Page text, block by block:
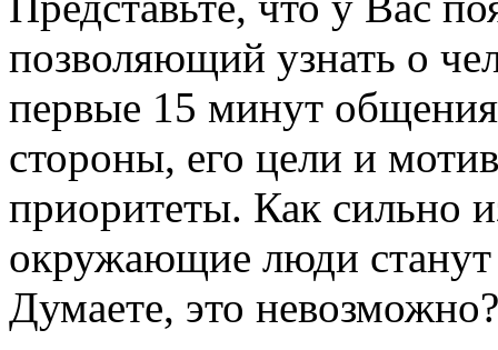
позволяющий узнать о
первые 15 минут
стороны, его цели и
приоритеты. Как сильно
окружающие люди станут
Думаете, это